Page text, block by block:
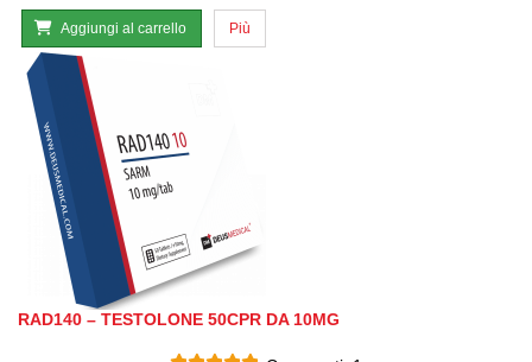
Aggiungi al carrello Più
RAD140 – TESTOLONE 50CPR DA 10MG